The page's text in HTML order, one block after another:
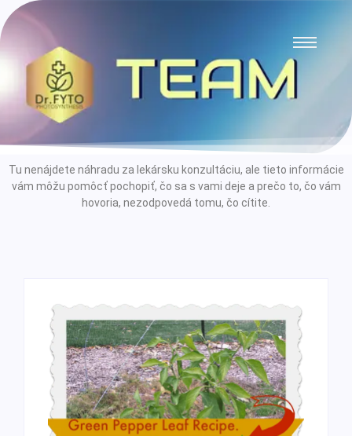
Tu nenájdete náhradu za lekársku konzultáciu, ale tieto informácie
vám môžu pomôcť pochopiť, čo sa s vami deje a prečo to, čo vám
hovoria, nezodpovedá tomu, čo cítite.